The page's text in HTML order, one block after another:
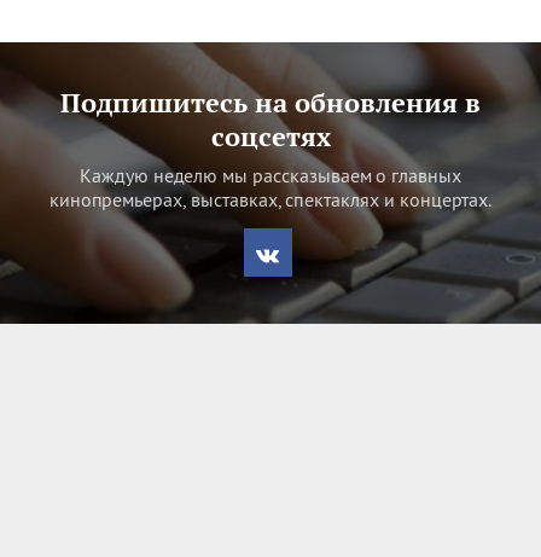
Подпишитесь на обновления в
соцсетях
Каждую неделю мы рассказываем о главных
кинопремьерах, выставках, спектаклях и концертах.